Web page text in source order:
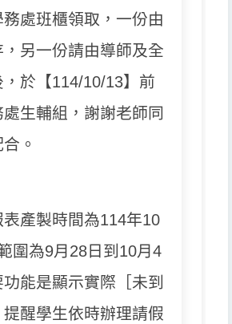
處班櫃領取，一份由
另一份請由導師及全
於【114/10/13】 前
生輔組，謝謝老師同
。
表產製時間為114年10
圍為9月28日到10月4
功能是顯示實際［未到
醒學生依時辦理請假